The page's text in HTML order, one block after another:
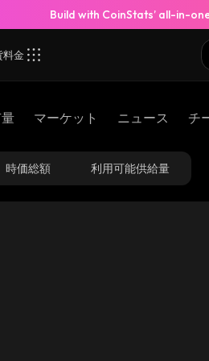
Build with CoinStats’ all-in-
料金
マーケット ニュース チ
時価総額 利用可能供給量